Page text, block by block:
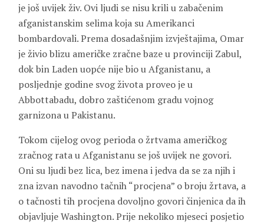
je još uvijek živ. Ovi ljudi se nisu krili u zabačenim
afganistanskim selima koja su Amerikanci
bombardovali. Prema dosadašnjim izvještajima, Omar
je živio blizu američke zračne baze u provinciji Zabul,
dok bin Laden uopće nije bio u Afganistanu, a
posljednje godine svog života proveo je u
Abbottabadu, dobro zaštićenom gradu vojnog
garnizona u Pakistanu.
Tokom cijelog ovog perioda o žrtvama američkog
zračnog rata u Afganistanu se još uvijek ne govori.
Oni su ljudi bez lica, bez imena i jedva da se za njih i
zna izvan navodno tačnih “procjena” o broju žrtava, a
o tačnosti tih procjena dovoljno govori činjenica da ih
objavljuje Washington. Prije nekoliko mjeseci posjetio